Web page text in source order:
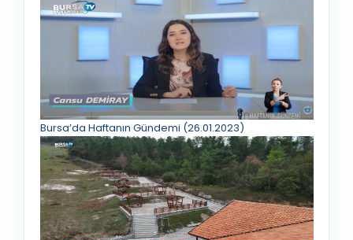
Bursa’da Haftanın Gündemi (26.01.2023)